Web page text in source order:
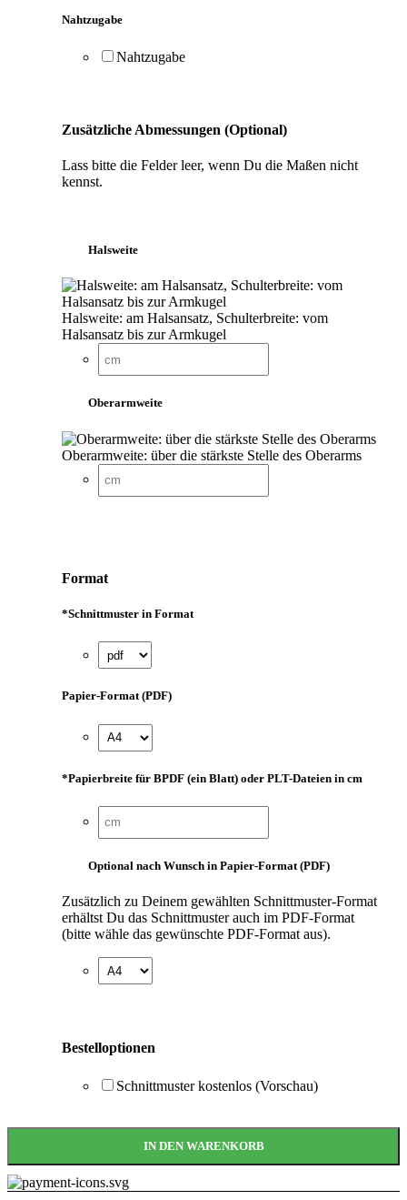
Nahtzugabe
Nahtzugabe
Zusätzliche Abmessungen (Optional)
Lass bitte die Felder leer, wenn Du die Maßen nicht
kennst.
Halsweite
Halsweite: am Halsansatz, Schulterbreite: vom
Halsansatz bis zur Armkugel
Oberarmweite
Oberarmweite: über die stärkste Stelle des Oberarms
Format
*Schnittmuster in Format
Papier-Format (PDF)
*Papierbreite für BPDF (ein Blatt) oder PLT-Dateien in cm
Optional nach Wunsch in Papier-Format (PDF)
Zusätzlich zu Deinem gewählten Schnittmuster-Format
erhältst Du das Schnittmuster auch im PDF-Format
(bitte wähle das gewünschte PDF-Format aus).
Bestelloptionen
Schnittmuster kostenlos (Vorschau)
IN DEN WARENKORB